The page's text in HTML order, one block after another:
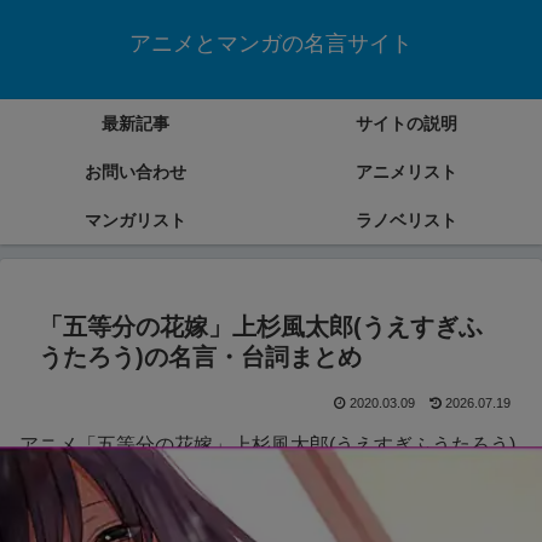
アニメとマンガの名言サイト
最新記事 サイトの説明
お問い合わせ アニメリスト
マンガリスト ラノベリスト
「五等分の花嫁」上杉風太郎(うえすぎふ
うたろう)の名言・台詞まとめ
2020.03.09 2026.07.19
アニメ「五等分の花嫁」上杉風太郎(うえすぎふうたろう)
の名言・台詞をまとめていきます。